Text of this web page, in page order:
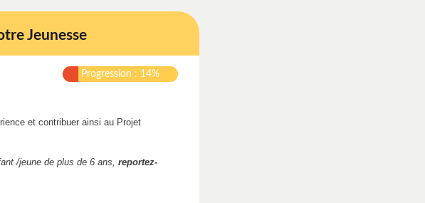
Jeunesse
Progression : 14%
et contribuer ainsi au Projet
/jeune de plus de 6 ans, reportez-